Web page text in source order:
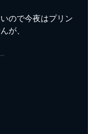
ので今夜はプリン
が、